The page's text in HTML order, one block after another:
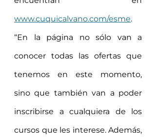
www.cuquicalvano.com/esme.
“En la página no sólo van a
conocer todas las ofertas que
tenemos en este momento,
sino que también van a poder
inscribirse a cualquiera de los
cursos que les interese. Además,